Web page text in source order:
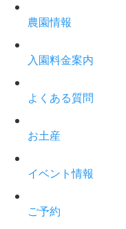
農園情報
入園料金案内
よくある質問
お土産
イベント情報
ご予約